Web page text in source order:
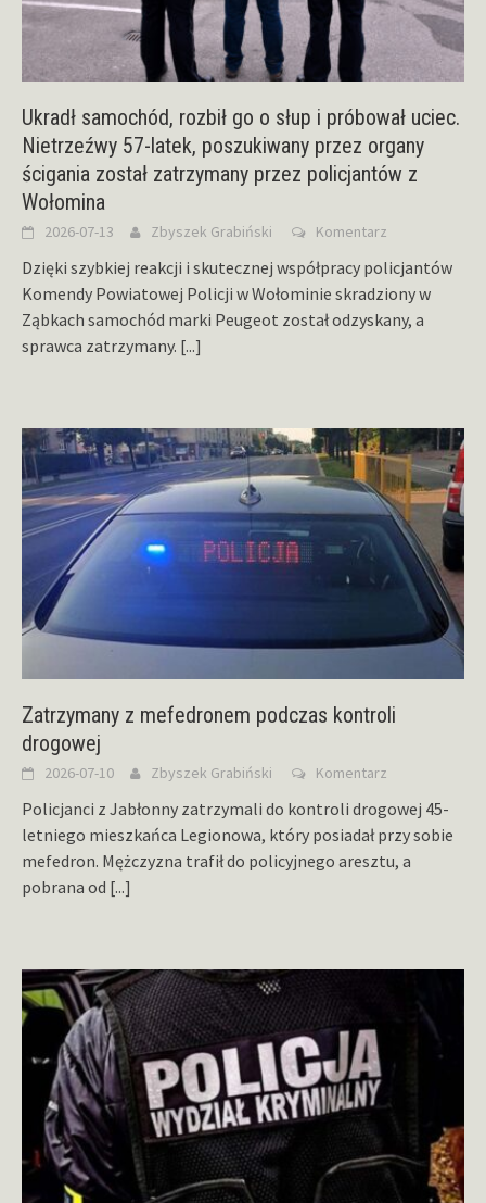
Ukradł samochód, rozbił go o słup i próbował uciec.
Nietrzeźwy 57-latek, poszukiwany przez organy
ścigania został zatrzymany przez policjantów z
Wołomina
2026-07-13 Zbyszek Grabiński Komentarz
Dzięki szybkiej reakcji i skutecznej współpracy policjantów
Komendy Powiatowej Policji w Wołominie skradziony w
Ząbkach samochód marki Peugeot został odzyskany, a
sprawca zatrzymany. [...]
Zatrzymany z mefedronem podczas kontroli
drogowej
2026-07-10 Zbyszek Grabiński Komentarz
Policjanci z Jabłonny zatrzymali do kontroli drogowej 45-
letniego mieszkańca Legionowa, który posiadał przy sobie
mefedron. Mężczyzna trafił do policyjnego aresztu, a
pobrana od [...]